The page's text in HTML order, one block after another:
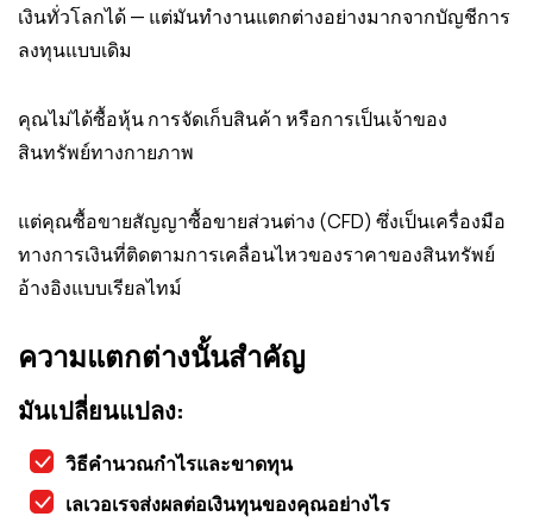
เงินทั่วโลกได้ — แต่มันทำงานแตกต่างอย่างมากจากบัญชีการ
ลงทุนแบบเดิม
คุณไม่ได้ซื้อหุ้น การจัดเก็บสินค้า หรือการเป็นเจ้าของ
สินทรัพย์ทางกายภาพ
แต่คุณซื้อขายสัญญาซื้อขายส่วนต่าง (CFD) ซึ่งเป็นเครื่องมือ
ทางการเงินที่ติดตามการเคลื่อนไหวของราคาของสินทรัพย์
อ้างอิงแบบเรียลไทม์
ความแตกต่างนั้นสำคัญ
มันเปลี่ยนแปลง:
วิธีคำนวณกำไรและขาดทุน
เลเวอเรจส่งผลต่อเงินทุนของคุณอย่างไร